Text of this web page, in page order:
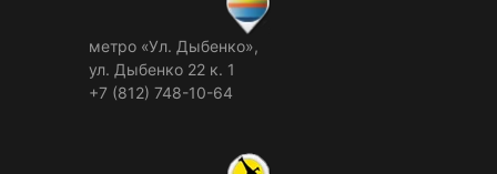
метро «Ул. Дыбенко»,
ул. Дыбенко 22 к. 1
+7 (812) 748-10-64